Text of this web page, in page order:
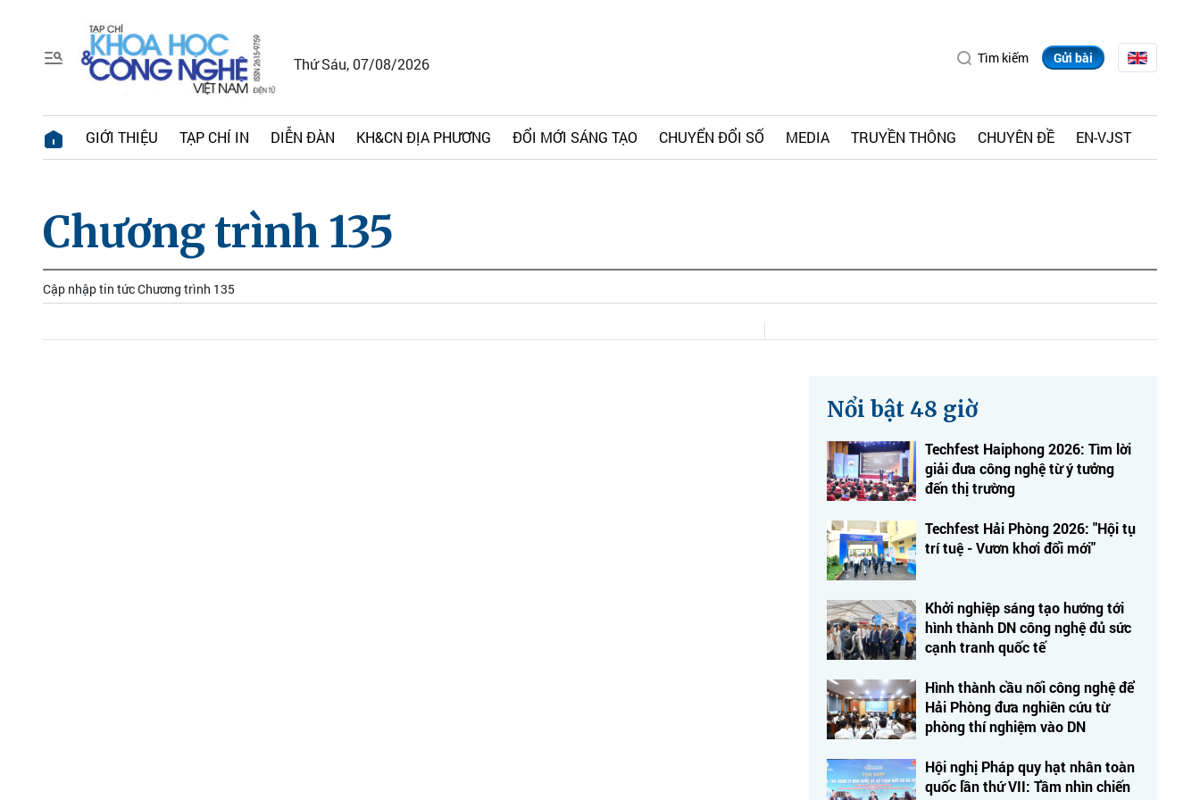
Thứ Sáu, 07/08/2026 Tìm kiếm Gửi bài
GIỚI THIỆU TẠP CHÍ IN DIỄN ĐÀN KH&CN ĐỊA PHƯƠNG ĐỔI MỚI SÁNG TẠO CHUYỂN ĐỔI SỐ MEDIA TRUYỀN THÔNG CHUYÊN ĐỀ EN-VJST
Chương trình 135
Cập nhập tin tức Chương trình 135
Nổi bật 48 giờ
Techfest Haiphong 2026: Tìm lời
giải đưa công nghệ từ ý tưởng
đến thị trường
Techfest Hải Phòng 2026: "Hội tụ
trí tuệ - Vươn khơi đổi mới"
Khởi nghiệp sáng tạo hướng tới
hình thành DN công nghệ đủ sức
cạnh tranh quốc tế
Hình thành cầu nối công nghệ để
Hải Phòng đưa nghiên cứu từ
phòng thí nghiệm vào DN
Hội nghị Pháp quy hạt nhân toàn
quốc lần thứ VII: Tầm nhìn chiến